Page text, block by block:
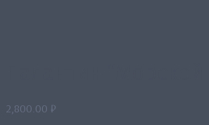
2,800.00 ₽